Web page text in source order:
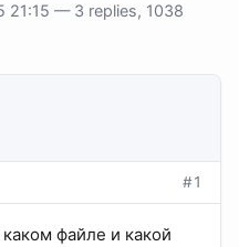
21:15 — 3 replies, 1038
#1
файле и какой